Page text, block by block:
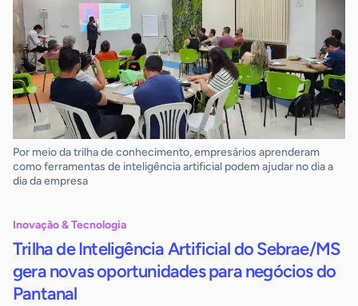
Por meio da trilha de conhecimento, empresários aprenderam
como ferramentas de inteligência artificial podem ajudar no dia a
dia da empresa
Inovação & Tecnologia
Trilha de Inteligência Artificial do Sebrae/MS
gera novas oportunidades para negócios do
Pantanal